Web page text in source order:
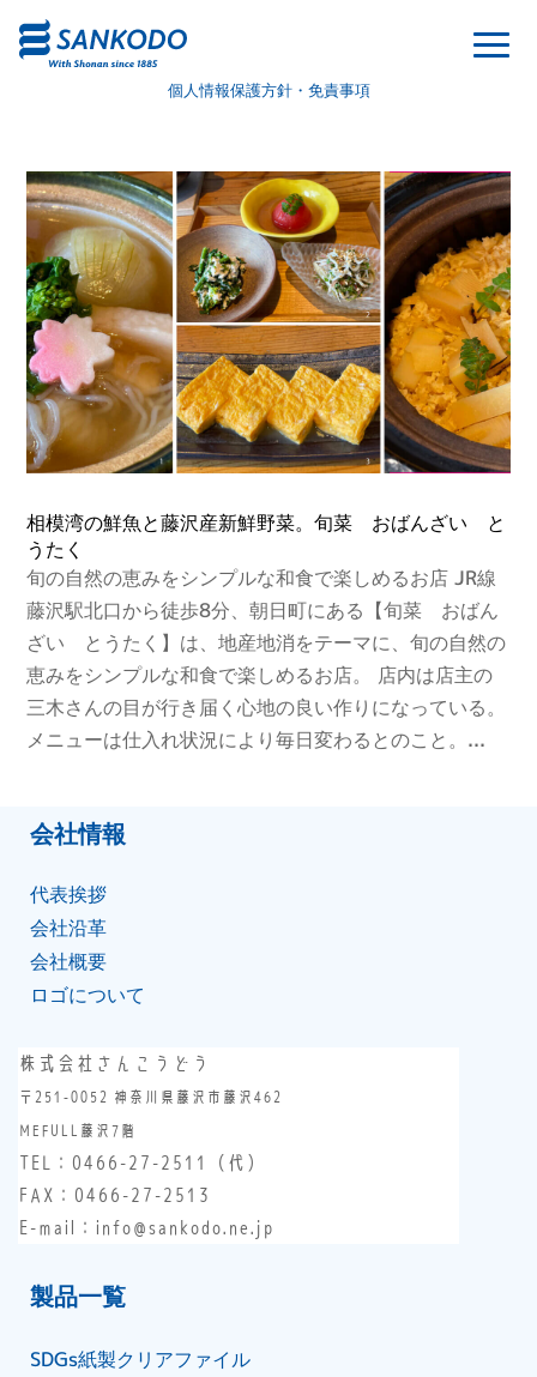
個人情報保護方針・免責事項
相模湾の鮮魚と藤沢産新鮮野菜。旬菜 おばんざい と
うたく
旬の自然の恵みをシンプルな和食で楽しめるお店 JR線
藤沢駅北口から徒歩8分、朝日町にある【旬菜 おばん
ざい とうたく】は、地産地消をテーマに、旬の自然の
恵みをシンプルな和食で楽しめるお店。 店内は店主の
三木さんの目が行き届く心地の良い作りになっている。
メニューは仕入れ状況により毎日変わるとのこと。...
会社情報
代表挨拶
会社沿⾰
会社概要
ロゴについて
株式会社さんこうどう
〒251-0052 神奈川県藤沢市藤沢462
MEFULL藤沢7階
TEL： 0466-27-2511
（代）
FAX：0466-27-2513
E-mail：info@sankodo.ne.jp
製品⼀覧
SDGs紙製クリアファイル